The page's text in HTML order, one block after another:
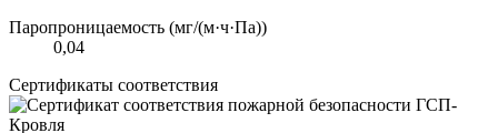
Паропроницаемость (мг/(м·ч·Па))
0,04
Сертификаты соответствия